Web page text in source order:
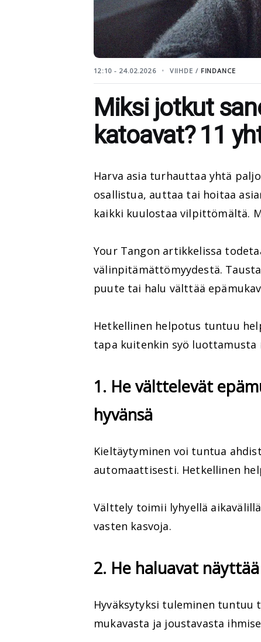
12:10 - 24.02.2026 VIIHDE / FINDANCE
Miksi jotkut
katoavat? 11
Harva asia turhauttaa yhtä
osallistua, auttaa tai hoitaa
kaikki kuulostaa vilpittömältä.
Your Tangon artikkelissa
välinpitämättömyydestä.
puute tai halu välttää
Hetkellinen helpotus tuntuu
tapa kuitenkin syö luottamusta
1. He välttelevät
hyvänsä
Kieltäytyminen voi tuntua
automaattisesti. Hetkellinen
Välttely toimii lyhyellä
vasten kasvoja.
2. He haluavat
Hyväksytyksi tuleminen tuntuu
mukavasta ja joustavasta